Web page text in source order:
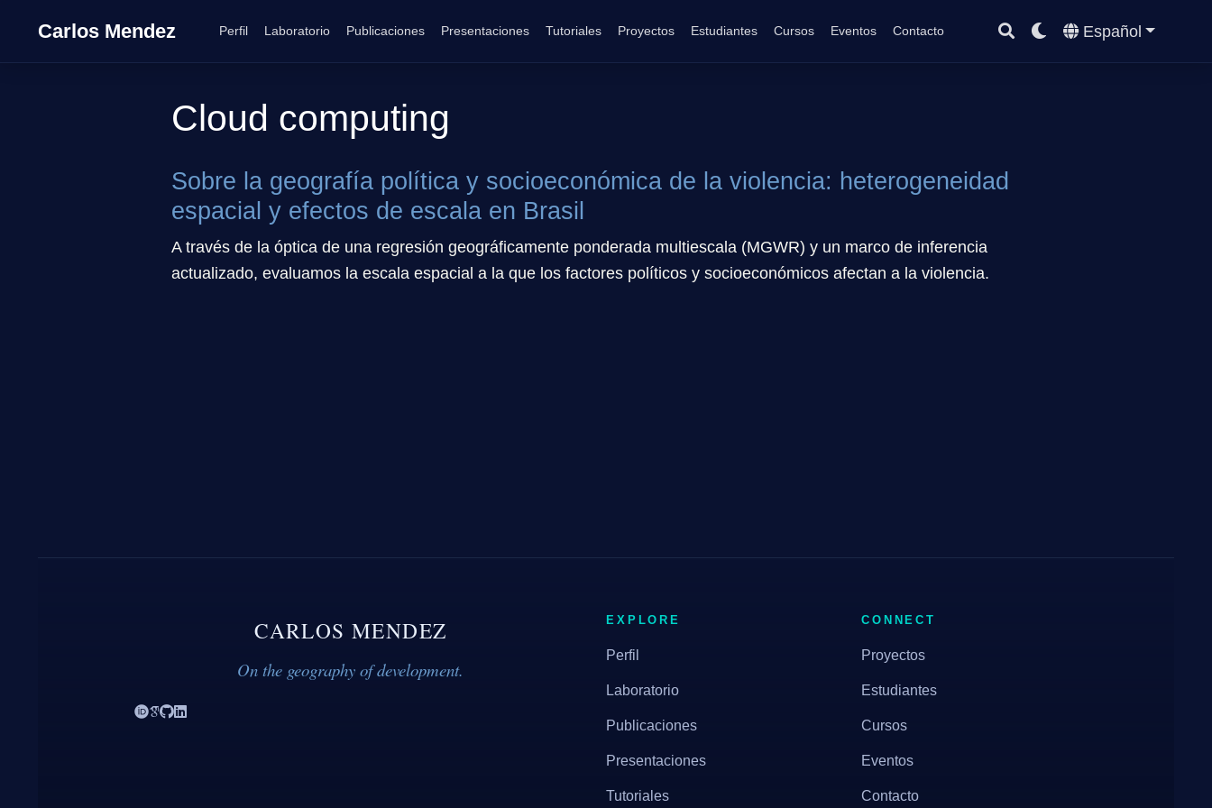
Carlos Mendez Perfil Laboratorio Publicaciones Presentaciones Tutoriales Proyectos Estudiantes Cursos Eventos Contacto Español
Cloud computing
Sobre la geografía política y socioeconómica de la violencia: heterogeneidad
espacial y efectos de escala en Brasil
A través de la óptica de una regresión geográficamente ponderada multiescala (MGWR) y un marco de inferencia
actualizado, evaluamos la escala espacial a la que los factores políticos y socioeconómicos afectan a la violencia.
CARLOS MENDEZ
On the geography of development.
EXPLORE
Perfil
Laboratorio
Publicaciones
Presentaciones
Tutoriales
CONNECT
Proyectos
Estudiantes
Cursos
Eventos
Contacto